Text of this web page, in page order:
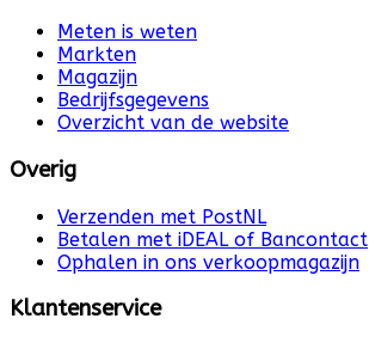
Meten is weten
Markten
Magazijn
Bedrijfsgegevens
Overzicht van de website
Overig
Verzenden met PostNL
Betalen met iDEAL of Bancontact
Ophalen in ons verkoopmagazijn
Klantenservice